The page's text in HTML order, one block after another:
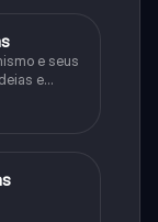
e seus
e